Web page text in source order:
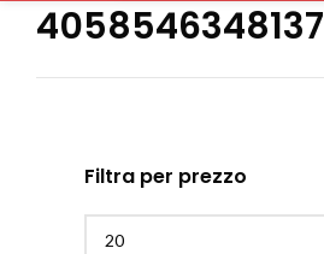
4058546348137
Filtra per prezzo